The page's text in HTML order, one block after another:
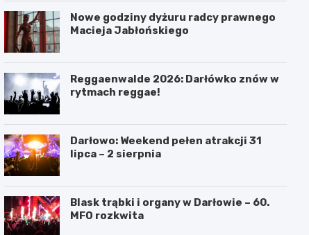
Nowe godziny dyżuru radcy prawnego
Macieja Jabłońskiego
Reggaenwalde 2026: Darłówko znów w
rytmach reggae!
Darłowo: Weekend pełen atrakcji 31
lipca – 2 sierpnia
Blask trąbki i organy w Darłowie – 60.
MFO rozkwita